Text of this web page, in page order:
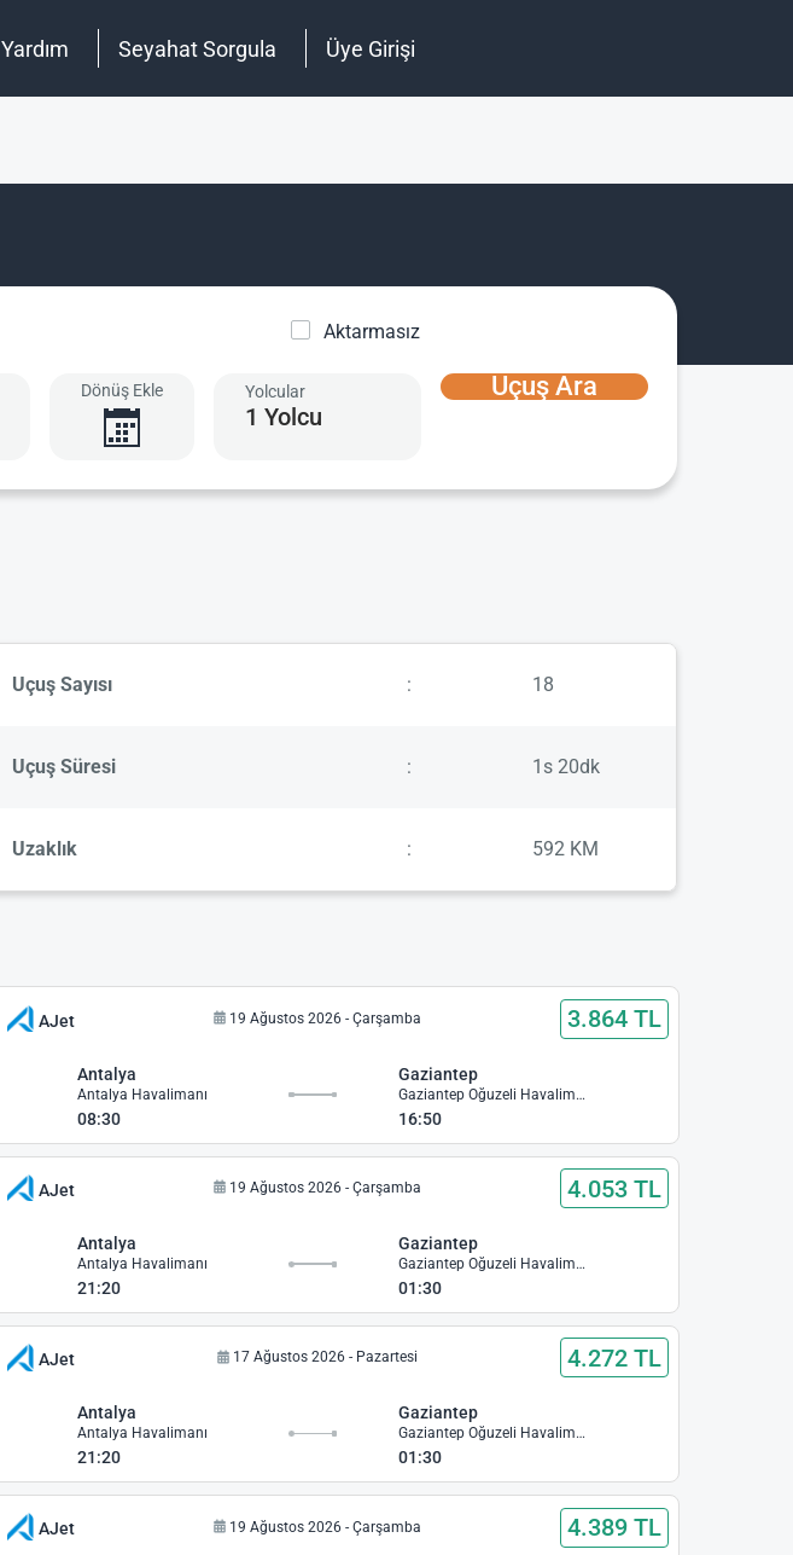
Yardım Seyahat Sorgula Üye Girişi
Aktarmasız
Dönüş Ekle Yolcular
1 Yolcu
Uçuş Ara
Uçuş Sayısı : 18
Uçuş Süresi : 1s 20dk
Uzaklık : 592 KM
AJet 19 Ağustos 2026 - Çarşamba 3.864 TL
Antalya
Antalya Havalimanı
08:30
Gaziantep
Gaziantep Oğuzeli Havalimanı
16:50
AJet 19 Ağustos 2026 - Çarşamba 4.053 TL
Antalya
Antalya Havalimanı
21:20
Gaziantep
Gaziantep Oğuzeli Havalimanı
01:30
AJet 17 Ağustos 2026 - Pazartesi 4.272 TL
Antalya
Antalya Havalimanı
21:20
Gaziantep
Gaziantep Oğuzeli Havalimanı
01:30
AJet 19 Ağustos 2026 - Çarşamba 4.389 TL